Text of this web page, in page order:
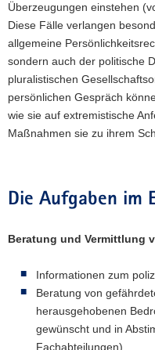
Überzeugungen einstehen
Diese Fälle verlangen
allgemeine
sondern auch der politische
pluralistischen
persönlichen Gespräch
wie sie auf extremistische
Maßnahmen sie zu ihrem
Die Aufgaben im
Beratung und Vermittlung
Informationen zum
Beratung von
herausgehobenen
gewünscht und in
Fachabteilungen)